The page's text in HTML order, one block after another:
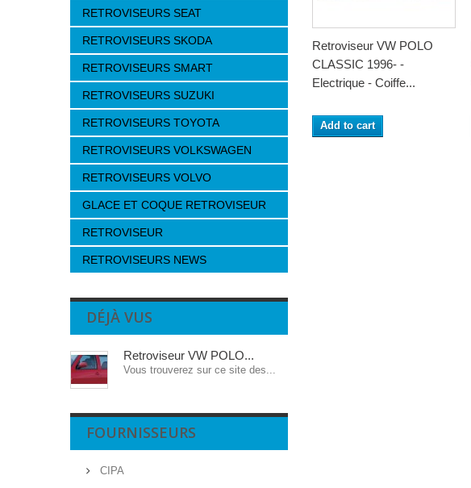
RETROVISEURS SEAT
RETROVISEURS SKODA
RETROVISEURS SMART
RETROVISEURS SUZUKI
RETROVISEURS TOYOTA
RETROVISEURS VOLKSWAGEN
RETROVISEURS VOLVO
GLACE ET COQUE RETROVISEUR
RETROVISEUR
RETROVISEURS NEWS
DÉJÀ VUS
Retroviseur VW POLO...
Vous trouverez sur ce site des...
FOURNISSEURS
CIPA
Retroviseur VW POLO
CLASSIC 1996- -
Electrique - Coiffe...
Add to cart